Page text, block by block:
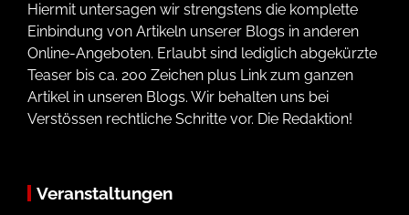
Hiermit untersagen wir strengstens die komplette
Einbindung von Artikeln unserer Blogs in anderen
Online-Angeboten. Erlaubt sind lediglich abgekürzte
Teaser bis ca. 200 Zeichen plus Link zum ganzen
Artikel in unseren Blogs. Wir behalten uns bei
Verstössen rechtliche Schritte vor. Die Redaktion!
Veranstaltungen